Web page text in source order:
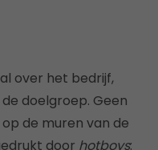
over het bedrijf,
doelgroep. Geen
de muren van de
door hotboys: